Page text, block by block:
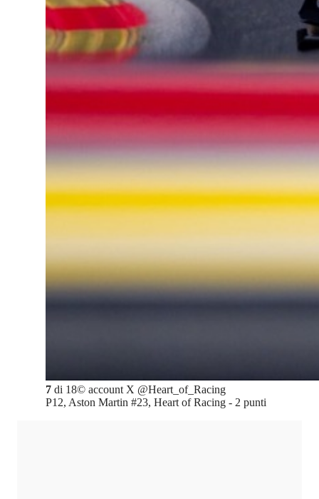
7 di 18© account X @Heart_of_Racing
P12, Aston Martin #23, Heart of Racing - 2 punti